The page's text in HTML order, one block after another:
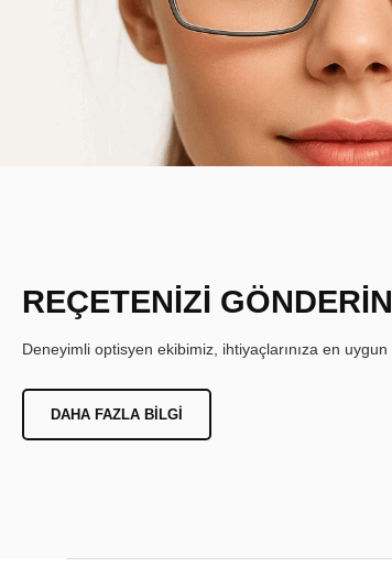
REÇETENİZİ GÖNDERİN
Deneyimli optisyen ekibimiz, ihtiyaçlarınıza en
DAHA FAZLA BILGI